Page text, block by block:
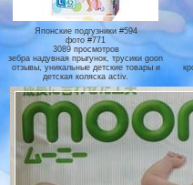
Японские подгузники #594
фото #771
3089 просмотров
зебра надувная прыгунок, трусики goon
отзывы, уникальные детские товары и
детская коляска activ.